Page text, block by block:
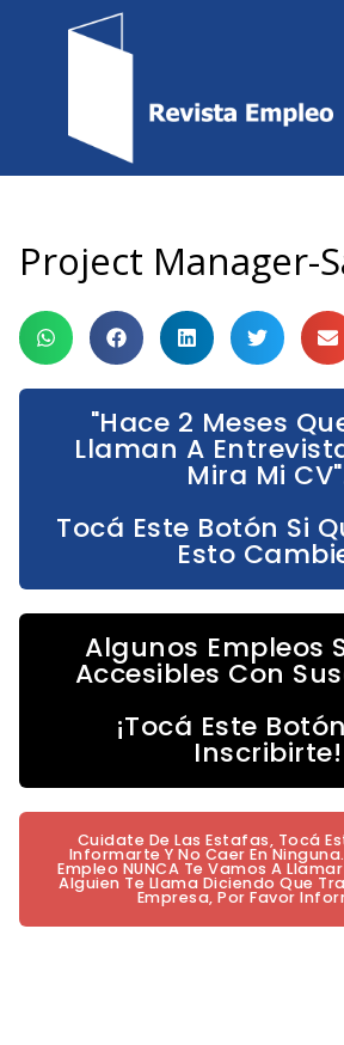
Project Manager-
"Hace 2 Meses
Llaman A
Mira Mi
Tocá Este Botón Si
Esto
Algunos Empleos
Accesibles Con
¡Tocá Este
Inscribirte!
Cuidate De Las Estafas, Tocá
Informarte Y No Caer En
Empleo NUNCA Te Vamos A
Alguien Te Llama Diciendo Que
Empresa, Por Favor